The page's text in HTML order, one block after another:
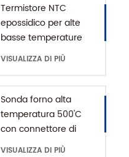
Termistore NTC
epossidico per alte
basse temperature
MF52 da -80 a 200'C
VISUALIZZA DI PIÙ
Sonda forno alta
temperatura 500'C
con connettore di
massa
VISUALIZZA DI PIÙ